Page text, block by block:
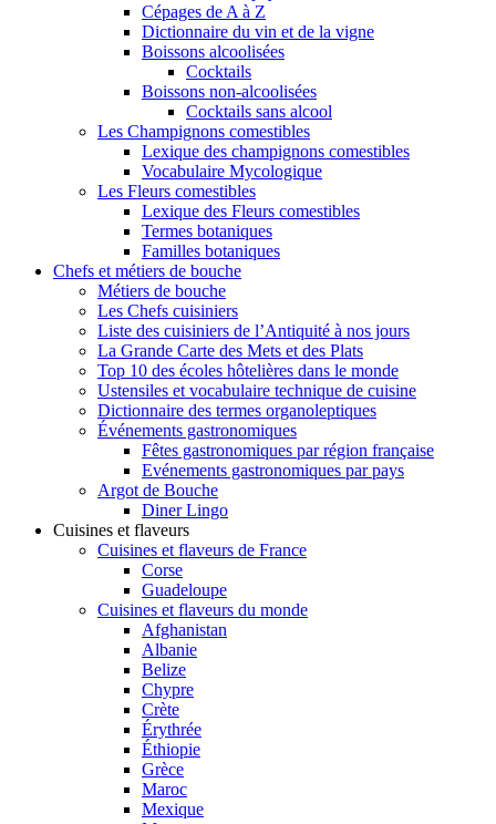
Cépages de A à Z
Dictionnaire du vin et de la vigne
Boissons alcoolisées
Cocktails
Boissons non-alcoolisées
Cocktails sans alcool
Les Champignons comestibles
Lexique des champignons comestibles
Vocabulaire Mycologique
Les Fleurs comestibles
Lexique des Fleurs comestibles
Termes botaniques
Familles botaniques
Chefs et métiers de bouche
Métiers de bouche
Les Chefs cuisiniers
Liste des cuisiniers de l’Antiquité à nos jours
La Grande Carte des Mets et des Plats
Top 10 des écoles hôtelières dans le monde
Ustensiles et vocabulaire technique de cuisine
Dictionnaire des termes organoleptiques
Événements gastronomiques
Fêtes gastronomiques par région française
Evénements gastronomiques par pays
Argot de Bouche
Diner Lingo
Cuisines et flaveurs
Cuisines et flaveurs de France
Corse
Guadeloupe
Cuisines et flaveurs du monde
Afghanistan
Albanie
Belize
Chypre
Crète
Érythrée
Éthiopie
Grèce
Maroc
Mexique